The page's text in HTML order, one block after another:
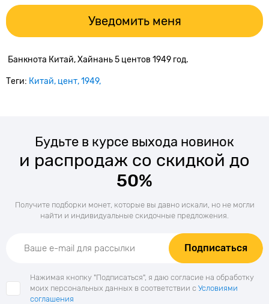
Уведомить меня
Банкнота Китай, Хайнань 5 центов 1949 год.
Теги: Китай цент 1949
Будьте в курсе выхода новинок
и распродаж со скидкой до
50%
Получите подборки монет, которые вы давно искали, но не могли
найти и индивидуальные скидочные предложения.
Подписаться
Нажимая кнопку "Подписаться", я даю согласие на обработку
моих персональных данных в соответствии с Условиями
соглашения